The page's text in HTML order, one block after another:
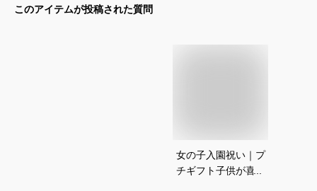
このアイテムが投稿された質問
女の子入園祝い｜プ
チギフト子供が喜ぶ